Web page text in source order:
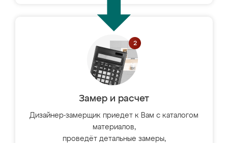
Замер и расчет
Дизайнер-замерщик приедет к Вам с каталогом
материалов,
проведёт детальные замеры,